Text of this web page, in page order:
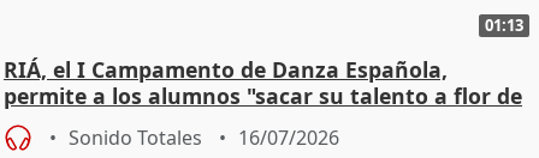
01:13
RIÁ, el I Campamento de Danza Española,
permite a los alumnos "sacar su talento a flor de
piel"
Sonido Totales 16/07/2026